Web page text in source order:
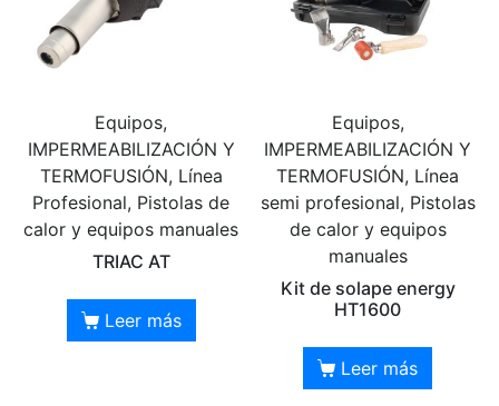
Equipos,
IMPERMEABILIZACIÓN Y
TERMOFUSIÓN, Línea
Profesional, Pistolas de
calor y equipos manuales
TRIAC AT
Leer más
Equipos,
IMPERMEABILIZACIÓN Y
TERMOFUSIÓN, Línea
semi profesional, Pistolas
de calor y equipos
manuales
Kit de solape energy
HT1600
Leer más